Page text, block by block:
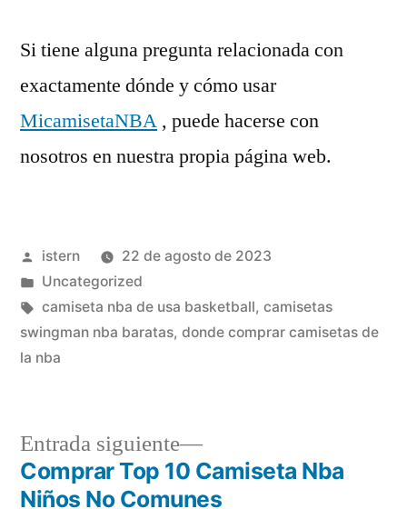
Si tiene alguna pregunta relacionada con
exactamente dónde y cómo usar
MicamisetaNBA , puede hacerse con
nosotros en nuestra propia página web.
Publicado
por
istern
22 de agosto de 2023
Publicado
en
Uncategorized
Etiquetas:
camiseta nba de usa basketball, camisetas
swingman nba baratas, donde comprar camisetas de
la nba
Navegación
Entrada siguiente
Entrada
siguiente:
Comprar Top 10 Camiseta Nba
Niños No Comunes